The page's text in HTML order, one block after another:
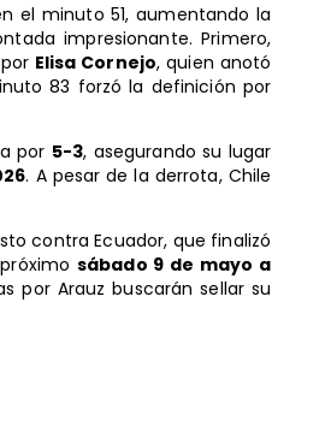
el minuto 51, aumentando la
impresionante. Primero,
Elisa Cornejo, quien anotó
83 forzó la definición por
por 5-3, asegurando su lugar
. A pesar de la derrota, Chile
contra Ecuador, que finalizó
sábado 9 de mayo a
por Arauz buscarán sellar su